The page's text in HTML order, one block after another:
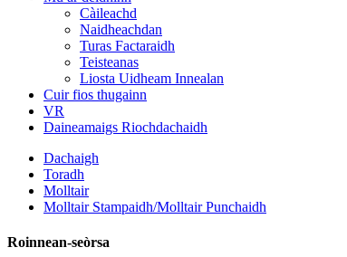
Càileachd
Naidheachdan
Turas Factaraidh
Teisteanas
Liosta Uidheam Innealan
Cuir fios thugainn
VR
Daineamaigs Riochdachaidh
Dachaigh
Toradh
Molltair
Molltair Stampaidh/Molltair Punchaidh
Roinnean-seòrsa